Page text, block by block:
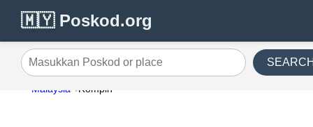
🇲🇾 Poskod.org
Masukkan Poskod or place
Malaysia Rompin